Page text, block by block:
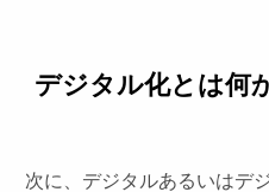
デジタル化とは何
次に、デジタルあるいはデ